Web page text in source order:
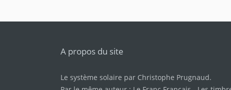
A propos du site
Le système solaire par Christophe Prugnaud.